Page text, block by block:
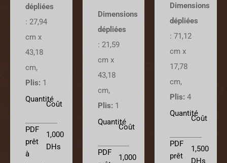
dépliées
: 27,94
cm x
43,18
cm,
Plis: 1
Quantité
Coût
PDF
prêt
à
1,000
DHs
Dimensions
dépliées
: 21,59
cm x
43,18
cm,
Plis: 1
Quantité
Coût
PDF
1,000
Dimensions
dépliées
:71,12
cm x
17,78
cm,
Plis: 4
Quantité
Coût
PDF
prêt
1,500
DHs